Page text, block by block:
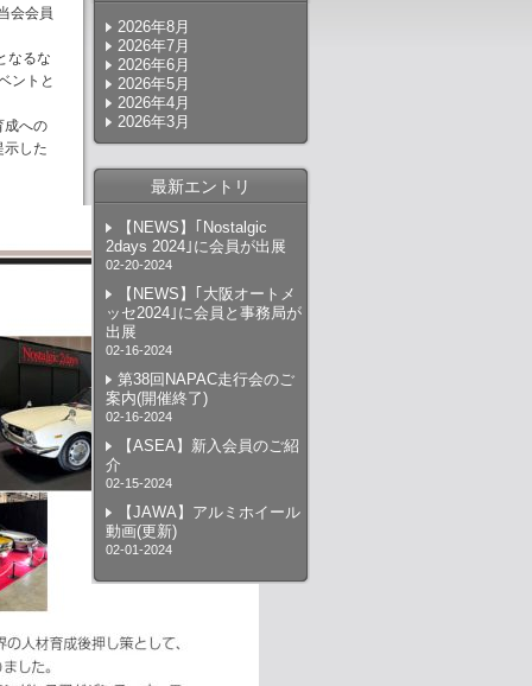
会会員
なるな
ントと
成への
示した
2026年8月
2026年7月
2026年6月
2026年5月
2026年4月
2026年3月
最新エントリ
【NEWS】｢Nostalgic
2days 2024｣に会員が出展
02-20-2024
【NEWS】｢大阪オートメ
ッセ2024｣に会員と事務局が
出展
02-16-2024
第38回NAPAC走行会のご
案内(開催終了)
02-16-2024
【ASEA】新入会員のご紹
介
02-15-2024
【JAWA】アルミホイール
動画(更新)
02-01-2024